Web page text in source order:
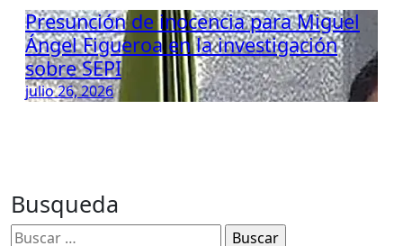
Presunción de inocencia para Miguel
Ángel Figueroa en la investigación
sobre SEPI
julio 26, 2026
Busqueda
Buscar: